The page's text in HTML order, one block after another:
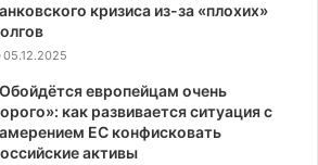
кризиса из-за «плохих»
05.12.2025
европейцам очень
как развивается ситуация с
ЕС конфисковать
активы